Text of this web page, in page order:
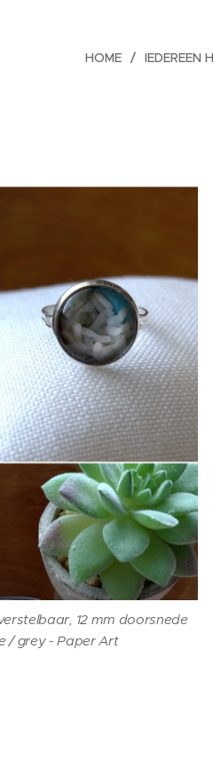
HOME IEDEREEN
12 mm doorsnede
/ grey - Paper Art